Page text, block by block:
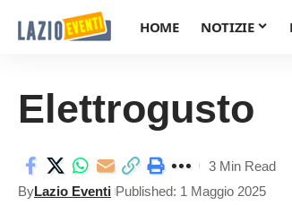
HOME NOTIZIE
Elettrogusto
ByLazio Eventi Published: 1 Maggio 2025
3 Min Read